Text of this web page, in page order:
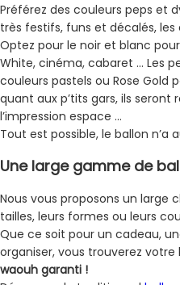
Préférez des couleurs peps et
très festifs, funs et décalés,
Optez pour le noir et blanc
White, cinéma, cabaret … Les
couleurs pastels ou Rose Gold
quant aux p’tits gars, ils seront
l’impression espace …
Tout est possible, le ballon n’a
Une large gamme de
Nous vous proposons un large
tailles, leurs formes ou leurs
Que ce soit pour un cadeau,
organiser, vous trouverez votre
waouh garanti !